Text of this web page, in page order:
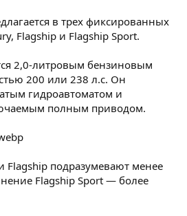
в трех фиксированных
Flagship и Flagship Sport.
2,0-литровым бензиновым
200 или 238 л.с. Он
гидроавтоматом и
полным приводом.
Flagship подразумевают менее
Flagship Sport — более